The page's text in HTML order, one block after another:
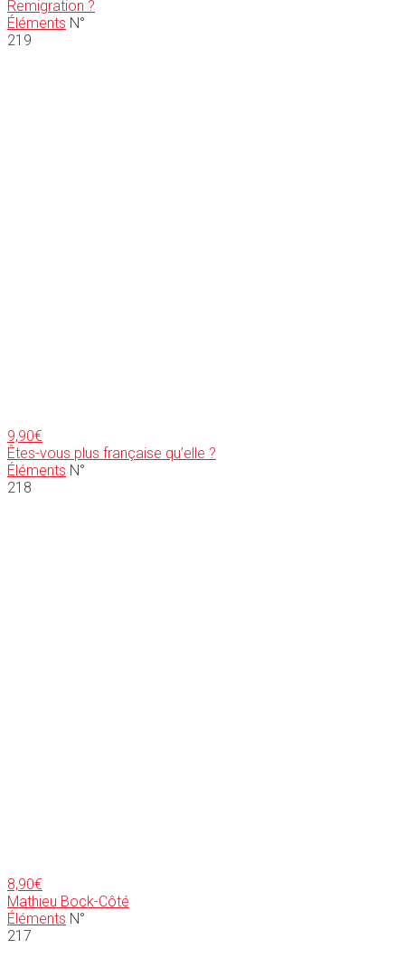
Remigration ?
Éléments N°
219
9,90€
Êtes-vous plus française qu’elle ?
Éléments N°
218
8,90€
Mathieu Bock-Côté
Éléments N°
217